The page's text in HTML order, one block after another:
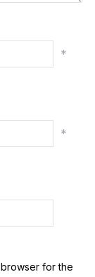
*
*
for the